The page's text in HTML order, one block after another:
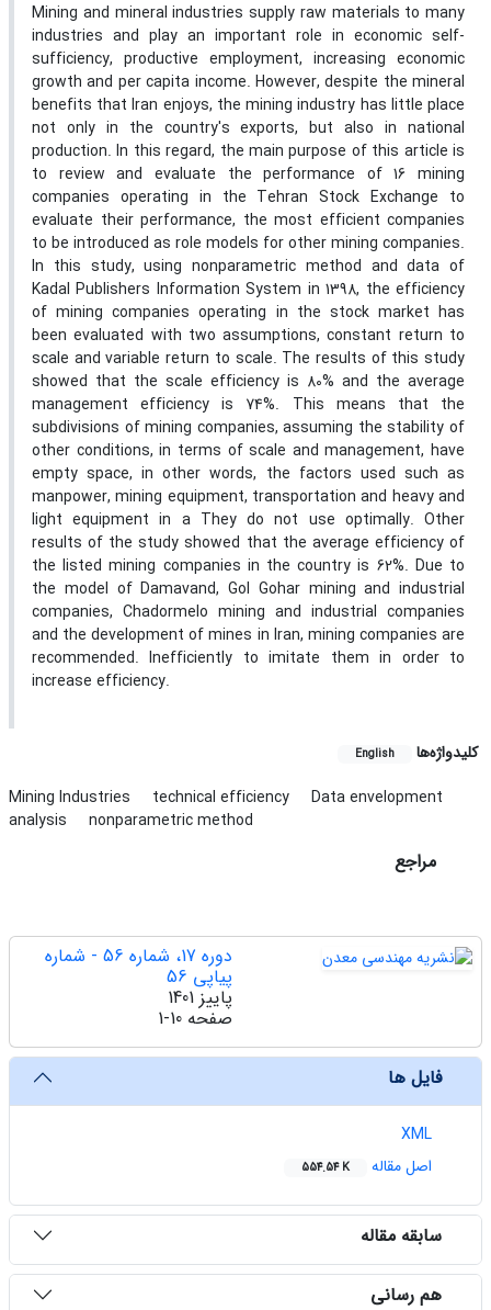
Mining and mineral industries supply raw materials to many
industries and play an important role in economic self-
sufficiency, productive employment, increasing economic
growth and per capita income. However, despite the mineral
benefits that Iran enjoys, the mining industry has little place
not only in the country's exports, but also in national
production. In this regard, the main purpose of this article is
to review and evaluate the performance of 16 mining
companies operating in the Tehran Stock Exchange to
evaluate their performance, the most efficient companies
to be introduced as role models for other mining companies.
In this study, using nonparametric method and data of
Kadal Publishers Information System in 1398, the efficiency
of mining companies operating in the stock market has
been evaluated with two assumptions, constant return to
scale and variable return to scale. The results of this study
showed that the scale efficiency is 80% and the average
management efficiency is 74%. This means that the
subdivisions of mining companies, assuming the stability of
other conditions, in terms of scale and management, have
empty space, in other words, the factors used such as
manpower, mining equipment, transportation and heavy and
light equipment in a They do not use optimally. Other
results of the study showed that the average efficiency of
the listed mining companies in the country is 62%. Due to
the model of Damavand, Gol Gohar mining and industrial
companies, Chadormelo mining and industrial companies
and the development of mines in Iran, mining companies are
recommended. Inefficiently to imitate them in order to
increase efficiency.
کلیدواژه‌ها English
Mining Industries technical efficiency
Data envelopment
analysis
nonparametric method
مراجع
دوره 17، شماره 56 - شماره
پیاپی 56
پاییز 1401
صفحه 1-10
فایل ها
XML
اصل مقاله
554.54 K
سابقه مقاله
هم رسانی